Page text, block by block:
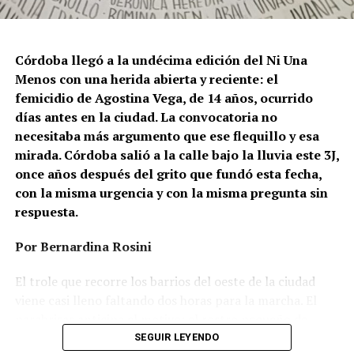
Ganar la vida: La historia de (no)
Su hijo Ciro tenía 120 veces más agrotóxicos que lo
Córdoba llegó a la undécima edición del Ni Una
Menos con una herida abierta y reciente: el
femicidio de Agostina Vega, de 14 años, ocurrido
días antes en la ciudad. La convocatoria no
necesitaba más argumento que ese flequillo y esa
mirada. Córdoba salió a la calle bajo la lluvia este 3J,
once años después del grito que fundó esta fecha,
con la misma urgencia y con la misma pregunta sin
respuesta.
Por Bernardina Rosini
El trole que recorre los barrios del oeste de la ciudad
Agostina Vega, 14 años. Era fácil intuir que será una
SEGUIR LEYENDO